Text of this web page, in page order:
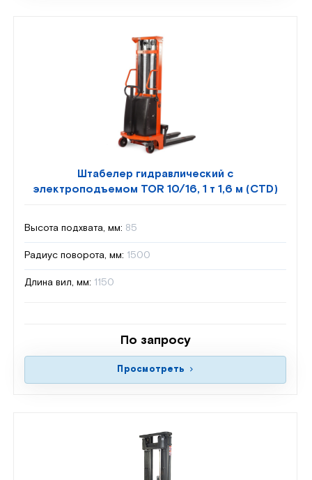
Штабелер гидравлический с
электроподъемом TOR 10/16, 1 т 1,6 м (CTD)
Высота подхвата, мм: 85
Радиус поворота, мм: 1500
Длина вил, мм: 1150
По запросу
Просмотреть